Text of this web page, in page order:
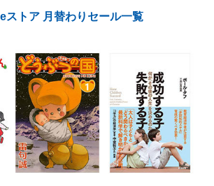
イスの未来
て選べる
のヒント
かる
ストア 月替わりセール一覧